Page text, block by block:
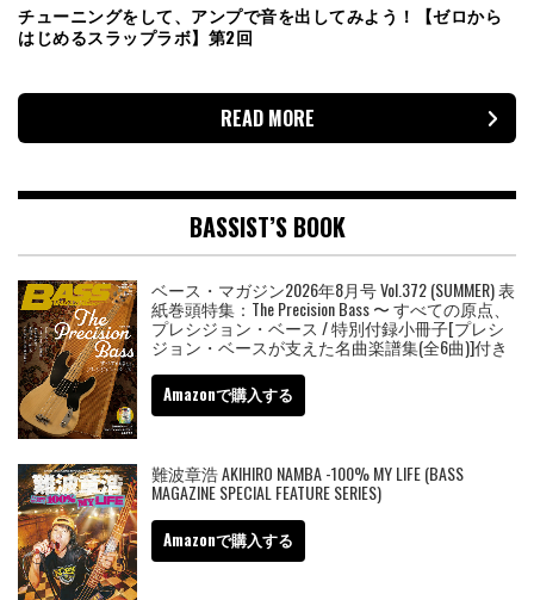
チューニングをして、アンプで音を出してみよう！【ゼロから
はじめるスラップラボ】第2回
READ MORE
BASSIST’S BOOK
ベース・マガジン2026年8月号 Vol.372 (SUMMER) 表
紙巻頭特集：The Precision Bass 〜 すべての原点、
プレシジョン・ベース / 特別付録小冊子[プレシ
ジョン・ベースが支えた名曲楽譜集(全6曲)]付き
Amazonで購入する
難波章浩 AKIHIRO NAMBA -100% MY LIFE (BASS
MAGAZINE SPECIAL FEATURE SERIES)
Amazonで購入する